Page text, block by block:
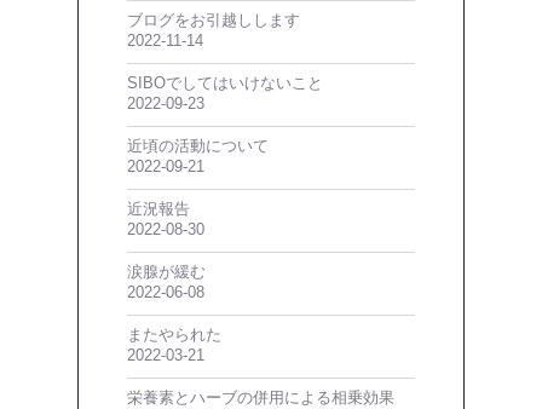
ブログをお引越しします
2022-11-14
SIBOでしてはいけないこと
2022-09-23
近頃の活動について
2022-09-21
近況報告
2022-08-30
涙腺が緩む
2022-06-08
またやられた
2022-03-21
栄養素とハーブの併用による相乗効果